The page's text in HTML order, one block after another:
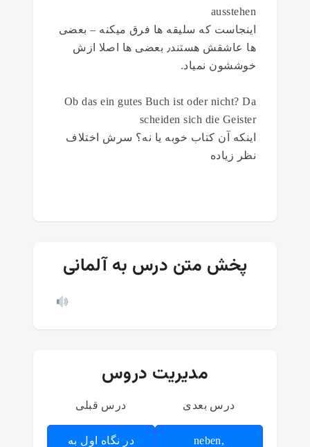
ausstehen
اینجاست که سلیقه ها فرق میکنه – بعضی
ها عاشقش هستند٫ بعضی ها اصلا ازش
خوششون نمیاد.
Ob das ein gutes Buch ist oder nicht? Da
scheiden sich die Geister
اینکه آن کتاب خوبه یا نه؟ سرش اختلاف
نظر زیاده
پخش متن درس به آلمانی
مدیریت دروس
درس قبلی
در نگاه اول به
درس بعدی
neben,